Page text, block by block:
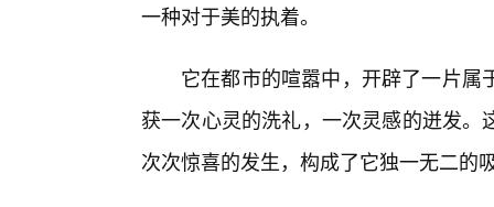
一种对于美的执着。
它在都市的喧嚣中，开辟了一片
获一次心灵的洗礼，一次灵感的迸发
次次惊喜的发生，构成了它独一无二的